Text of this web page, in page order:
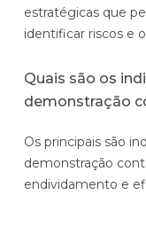
estratégicas que
identificar riscos e
Quais são os
demonstração
Os principais são
demonstração
endividamento e